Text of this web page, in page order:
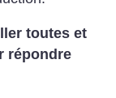
toutes et
répondre